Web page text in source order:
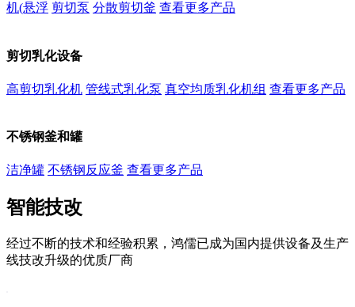
机(悬浮 剪切泵 分散剪切釜 查看更多产品
剪切乳化设备
高剪切乳化机 管线式乳化泵 真空均质乳化机组 查看更多产品
不锈钢釜和罐
洁净罐 不锈钢反应釜 查看更多产品
智能技改
经过不断的技术和经验积累，鸿儒已成为国内提供设备及生产
线技改升级的优质厂商